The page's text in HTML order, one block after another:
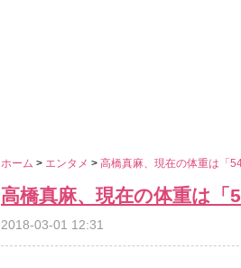
ホーム > エンタメ > 高橋真麻、現在の体重は「
高橋真麻、現在の体重は
2018-03-01 12:31